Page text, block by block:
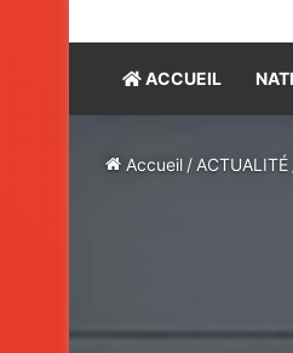
ACCUEIL
Accueil / ACTUALITÉ